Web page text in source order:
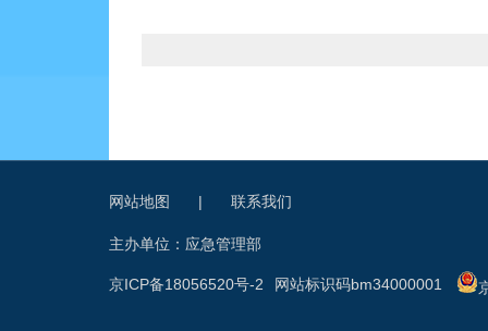
网站地图 | 联系我们
主办单位：应急管理部
网站标识码bm34000001
京ICP备18056520号-2